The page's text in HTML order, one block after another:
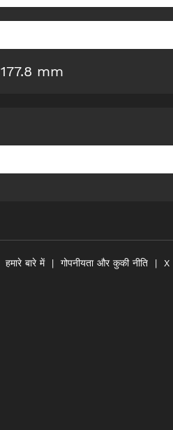
177.8 mm
हमारे बारे में गोपनीयता और कुकी नीति X